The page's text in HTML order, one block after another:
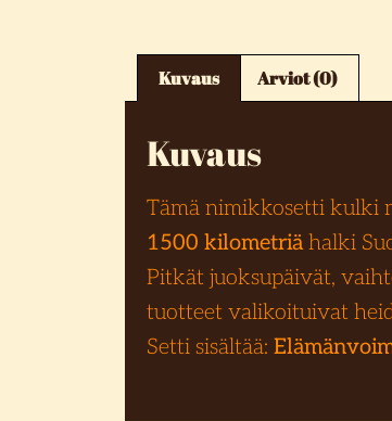
Kuvaus Arviot (0)
Kuvaus
Tämä nimikkosetti kulki
1500 kilometriähalki
Pitkät juoksupäivät,
tuotteet valikoituivat
Setti sisältää: